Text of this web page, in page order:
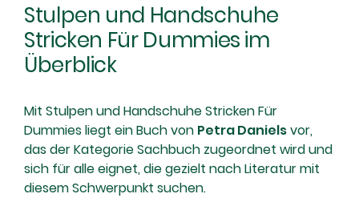
Stulpen und Handschuhe
Stricken Für Dummies im
Überblick
Mit Stulpen und Handschuhe Stricken Für
Dummies liegt ein Buch von Petra Danielsvor,
das der Kategorie Sachbuch zugeordnet wird und
sich für alle eignet, die gezielt nach Literatur mit
diesem Schwerpunkt suchen.